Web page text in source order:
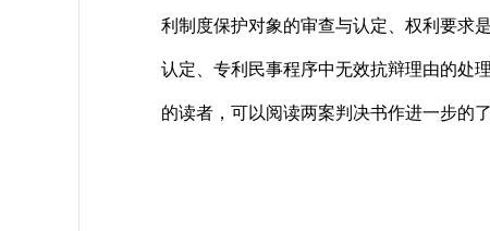
利制度保护对象的审查与认定、权利要求
认定、专利民事程序中无效抗辩理由的处
的读者，可以阅读两案判决书作进一步的了